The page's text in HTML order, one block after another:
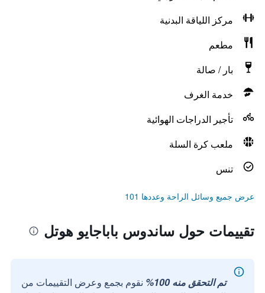
مركز اللياقة البدنية
مطعم
بار / صالة
خدمة الغرف
تأجير الدراجات الهوائية
ملعب كرة السلة
تنس
عرض جميع وسائل الراحة وعددها 101
تقييمات حول ساندوس باباجايو هوتل
تم التحقق منه 100%
نقوم بجمع وعرض التقييمات من